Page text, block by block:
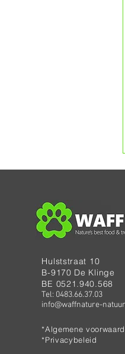
Hulststraat 10
B-9170 De Klinge
BE 0521.940.568
Tel: 0483.66.37.03
info@waffnature-
*Algemene
*Privacybeleid